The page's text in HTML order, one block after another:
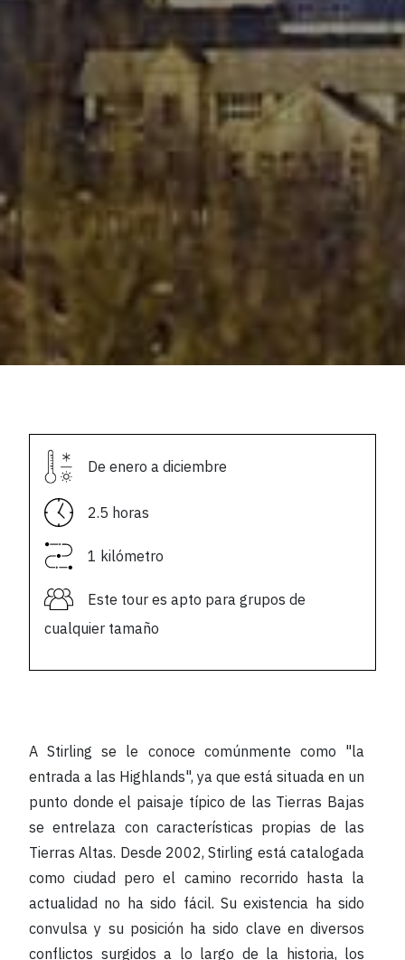
De enero a diciembre
2.5 horas
1 kilómetro
Este tour es apto para grupos de
cualquier tamaño
A Stirling se le conoce comúnmente como "la
entrada a las Highlands", ya que está situada en un
punto donde el paisaje típico de las Tierras Bajas
se entrelaza con características propias de las
Tierras Altas. Desde 2002, Stirling está catalogada
como ciudad pero el camino recorrido hasta la
actualidad no ha sido fácil. Su existencia ha sido
convulsa y su posición ha sido clave en diversos
conflictos surgidos a lo largo de la historia, los